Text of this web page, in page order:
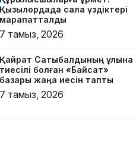
облысының
90
жылдығымен
Телефон
алаяқтығының
жаңа түрі
Қызылордада сала үздіктері
марапатталды
7 тамыз, 2026
Қайрат Сатыбалдының ұлына
тиесілі болған «Байсат»
базары жаңа иесін тапты
7 тамыз, 2026